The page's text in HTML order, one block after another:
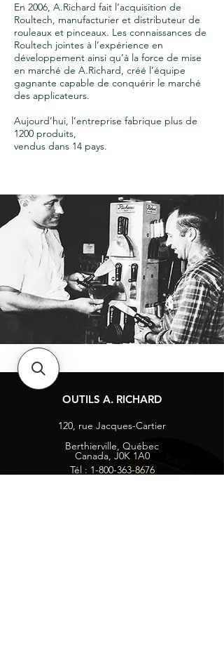
En 2006, A.Richard fait l’acquisition de
Roultech, manufacturier et distributeur de
rouleaux et pinceaux. Les connaissances de
Roultech jointes à l’expérience en
développement ainsi qu’à la force de mise
en marché de A.Richard, créé l’équipe
gagnante capable de conquérir le marché
des applicateurs.
Aujourd’hui, l’entreprise fabrique plus de
1200 produits,
vendus dans 14 pays.
OUTILS A. RICHARD
120, rue Jacques-Cartier
Berthierville, Québec
Canada, J0K 1A0
Tél : 1-800-363-8676